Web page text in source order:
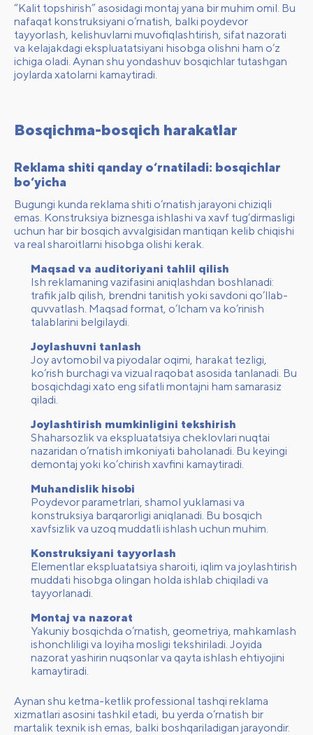
“Kalit topshirish” asosidagi montaj yana bir muhim omil. Bu
nafaqat konstruksiyani o‘rnatish, balki poydevor
tayyorlash, kelishuvlarni muvofiqlashtirish, sifat nazorati
va kelajakdagi ekspluatatsiyani hisobga olishni ham o‘z
ichiga oladi. Aynan shu yondashuv bosqichlar tutashgan
joylarda xatolarni kamaytiradi.
Bosqichma-bosqich harakatlar
Reklama shiti qanday o‘rnatiladi: bosqichlar
bo‘yicha
Bugungi kunda reklama shiti o‘rnatish jarayoni chiziqli
emas. Konstruksiya biznesga ishlashi va xavf tug‘dirmasligi
uchun har bir bosqich avvalgisidan mantiqan kelib chiqishi
va real sharoitlarni hisobga olishi kerak.
Maqsad va auditoriyani tahlil qilish
Ish reklamaning vazifasini aniqlashdan boshlanadi:
trafik jalb qilish, brendni tanitish yoki savdoni qo‘llab-
quvvatlash. Maqsad format, o‘lcham va ko‘rinish
talablarini belgilaydi.
Joylashuvni tanlash
Joy avtomobil va piyodalar oqimi, harakat tezligi,
ko‘rish burchagi va vizual raqobat asosida tanlanadi. Bu
bosqichdagi xato eng sifatli montajni ham samarasiz
qiladi.
Joylashtirish mumkinligini tekshirish
Shaharsozlik va ekspluatatsiya cheklovlari nuqtai
nazaridan o‘rnatish imkoniyati baholanadi. Bu keyingi
demontaj yoki ko‘chirish xavfini kamaytiradi.
Muhandislik hisobi
Poydevor parametrlari, shamol yuklamasi va
konstruksiya barqarorligi aniqlanadi. Bu bosqich
xavfsizlik va uzoq muddatli ishlash uchun muhim.
Konstruksiyani tayyorlash
Elementlar ekspluatatsiya sharoiti, iqlim va joylashtirish
muddati hisobga olingan holda ishlab chiqiladi va
tayyorlanadi.
Montaj va nazorat
Yakuniy bosqichda o‘rnatish, geometriya, mahkamlash
ishonchliligi va loyiha mosligi tekshiriladi. Joyida
nazorat yashirin nuqsonlar va qayta ishlash ehtiyojini
kamaytiradi.
Aynan shu ketma-ketlik professional tashqi reklama
xizmatlari asosini tashkil etadi, bu yerda o‘rnatish bir
martalik texnik ish emas, balki boshqariladigan jarayondir.